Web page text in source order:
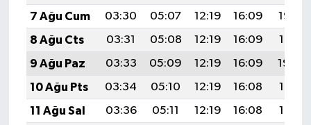
7 Ağu Cum
03:30 05:07 12:19 16:09
19:22
8 Ağu Cts
03:31 05:08 12:19 16:09
19:21
9 Ağu Paz
03:33 05:09 12:19 16:09
19:20
10 Ağu Pts
03:34 05:10 12:19 16:08
19:18
11 Ağu Sal
03:36 05:11 12:19 16:08
19:17